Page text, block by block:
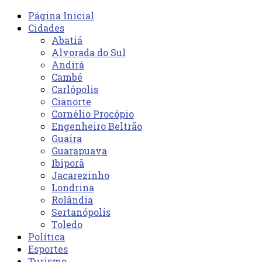
Página Inicial
Cidades
Abatiá
Alvorada do Sul
Andirá
Cambé
Carlópolis
Cianorte
Cornélio Procópio
Engenheiro Beltrão
Guaíra
Guarapuava
Ibiporã
Jacarezinho
Londrina
Rolândia
Sertanópolis
Toledo
Política
Esportes